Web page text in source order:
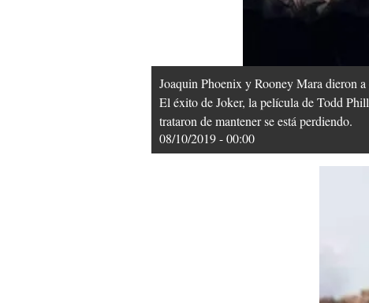
Joaquin Phoenix y Rooney Mara dieron
El éxito de Joker, la película de Todd
trataron de mantener se está perdiendo.
08/10/2019 - 00:00